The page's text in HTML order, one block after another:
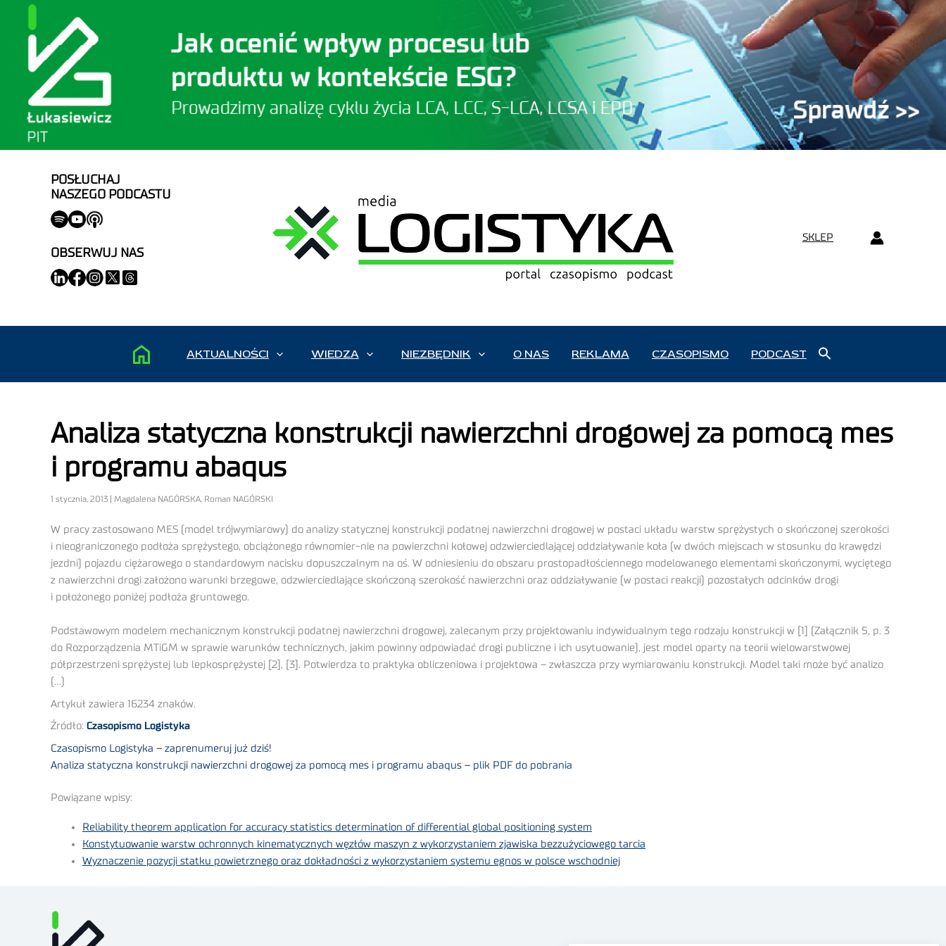
POSŁUCHAJ
NASZEGO PODCASTU
OBSERWUJ NAS
SKLEP
AKTUALNOŚCI WIEDZA NIEZBĘDNIK O NAS REKLAMA CZASOPISMO PODCAST
Analiza statyczna konstrukcji nawierzchni drogowej za pomocą mes
i programu abaqus
1 stycznia, 2013 | Magdalena NAGÓRSKA, Roman NAGÓRSKI
W pracy zastosowano MES (model trójwymiarowy) do analizy statycznej konstrukcji podatnej nawierzchni drogowej w postaci układu warstw sprężystych o skończonej szerokości
i nieograniczonego podłoża sprężystego, obciążonego równomier-nie na powierzchni kołowej odzwierciedlającej oddziaływanie koła (w dwóch miejscach w stosunku do krawędzi
jezdni) pojazdu ciężarowego o standardowym nacisku dopuszczalnym na oś. W odniesieniu do obszaru prostopadłościennego modelowanego elementami skończonymi, wyciętego
z nawierzchni drogi założono warunki brzegowe, odzwierciedlające skończoną szerokość nawierzchni oraz oddziaływanie (w postaci reakcji) pozostałych odcinków drogi
i położonego poniżej podłoża gruntowego.
Podstawowym modelem mechanicznym konstrukcji podatnej nawierzchni drogowej, zalecanym przy projektowaniu indywidualnym tego rodzaju konstrukcji w [1] (Załącznik 5, p. 3
do Rozporządzenia MTiGM w sprawie warunków technicznych, jakim powinny odpowiadać drogi publiczne i ich usytuowanie), jest model oparty na teorii wielowarstwowej
półprzestrzeni sprężystej lub lepkosprężystej [2], [3]. Potwierdza to praktyka obliczeniowa i projektowa – zwłaszcza przy wymiarowaniu konstrukcji. Model taki może być analizo
(…)
Artykuł zawiera 16234 znaków.
Źródło: Czasopismo Logistyka
Czasopismo Logistyka – zaprenumeruj już dziś!
Analiza statyczna konstrukcji nawierzchni drogowej za pomocą mes i programu abaqus – plik PDF do pobrania
Powiązane wpisy:
Reliability theorem application for accuracy statistics determination of differential global positioning system
Konstytuowanie warstw ochronnych kinematycznych węzłów maszyn z wykorzystaniem zjawiska bezzużyciowego tarcia
Wyznaczenie pozycji statku powietrznego oraz dokładności z wykorzystaniem systemu egnos w polsce wschodniej